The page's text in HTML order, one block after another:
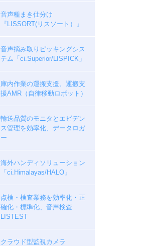
音声種まき仕分け
『LISSORT(リスソート）』
音声摘み取りピッキングシス
テム「ci.Superior/LISPICK」
庫内作業の運搬支援、運搬支
援AMR（自律移動ロボット）
輸送品質のモニタとエビデン
ス管理を効率化、データロガ
ー
海外ハンディソリューション
「ci.Himalayas/HALO」
点検・検査業務を効率化・正
確化・標準化、音声検査
LISTEST
クラウド型監視カメラ